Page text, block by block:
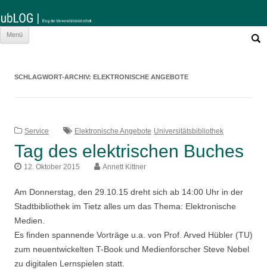
Menü
nach:
SCHLAGWORT-ARCHIV: ELEKTRONISCHE ANGEBOTE
Service Elektronische Angebote Universitätsbibliothek
Tag des elektrischen Buches
12. Oktober 2015 Annett Kittner
Am Donnerstag, den 29.10.15 dreht sich ab 14:00 Uhr in der
Stadtbibliothek im Tietz alles um das Thema: Elektronische
Medien.
Es finden spannende Vorträge u.a. von Prof. Arved Hübler (TU)
zum neuentwickelten T-Book und Medienforscher Steve Nebel
zu digitalen Lernspielen statt.